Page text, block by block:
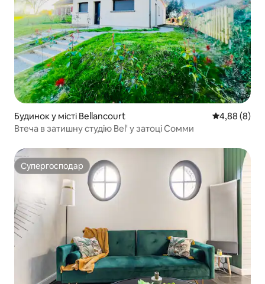
Будинок у місті Bellancourt Середня
4,88 (8)
Втеча в затишну студію Bel' у затоці Сомми
Супергосподар
Супергосподар